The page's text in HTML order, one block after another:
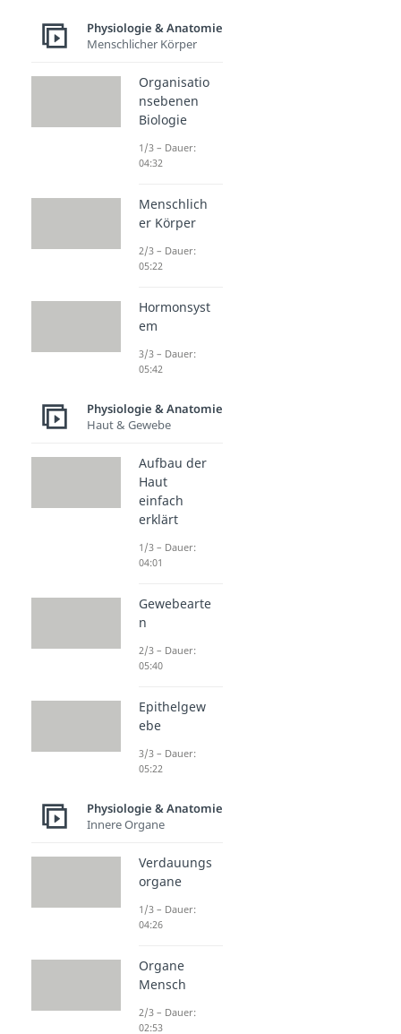
Atmungskette
Dauer: 04:44
Physiologie & Anatomie
Menschlicher Körper
Organisatio
nsebenen
Biologie
1/3 – Dauer:
04:32
Menschlich
er Körper
2/3 – Dauer:
05:22
Hormonsyst
em
3/3 – Dauer:
05:42
Physiologie & Anatomie
Haut & Gewebe
Aufbau der
Haut
einfach
erklärt
1/3 – Dauer:
04:01
Gewebearte
n
2/3 – Dauer:
05:40
Epithelgew
ebe
3/3 – Dauer:
05:22
Physiologie & Anatomie
Innere Organe
Verdauungs
organe
1/3 – Dauer:
04:26
Organe
Mensch
2/3 – Dauer:
02:53